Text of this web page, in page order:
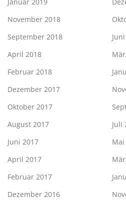
Januar 2019
November 2018
September 2018
April 2018
Februar 2018
Dezember 2017
Oktober 2017
August 2017
Juli
Juni 2017
Mai
April 2017
Februar 2017
Dezember 2016